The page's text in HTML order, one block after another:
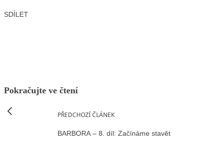
SDÍLET
Pokračujte ve čtení
PŘEDCHOZÍ ČLÁNEK
BARBORA – 8. díl: Začínáme stavět